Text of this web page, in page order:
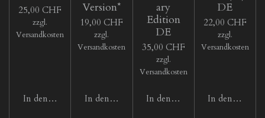
25,00 CHF
zzgl.
Versandkosten
In den Warenkorb
Version*
19,00 CHF
zzgl.
Versandkosten
In den Warenkorb
ary
Edition
DE
35,00 CHF
zzgl.
Versandkosten
In den Warenkorb
DE
22,00 CHF
zzgl.
Versandkosten
In den